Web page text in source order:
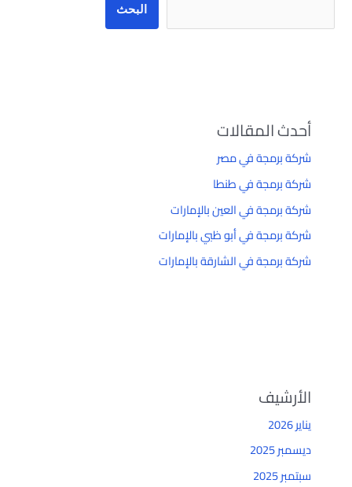
البحث
أحدث المقالات
شركة برمجة في مصر
شركة برمجة في طنطا
شركة برمجة في العين بالإمارات
شركة برمجة في أبو ظبي بالإمارات
شركة برمجة في الشارقة بالإمارات
الأرشيف
يناير 2026
ديسمبر 2025
سبتمبر 2025